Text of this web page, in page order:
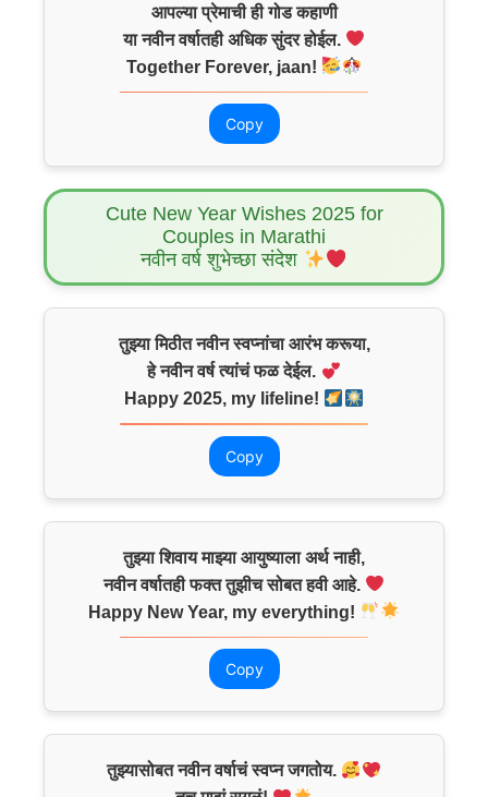
आपल्या प्रेमाची ही गोड कहाणी
या नवीन वर्षातही अधिक सुंदर होईल.
Together Forever, jaan!
Copy
Cute New Year Wishes 2025 for
Couples in Marathi
नवीन वर्ष शुभेच्छा संदेश
तुझ्या मिठीत नवीन स्वप्नांचा आरंभ करूया,
हे नवीन वर्ष त्यांचं फळ देईल.
Happy 2025, my lifeline!
Copy
तुझ्या शिवाय माझ्या आयुष्याला अर्थ नाही,
नवीन वर्षातही फक्त तुझीच सोबत हवी आहे.
Happy New Year, my everything!
Copy
तुझ्यासोबत नवीन वर्षाचं स्वप्न जगतोय.